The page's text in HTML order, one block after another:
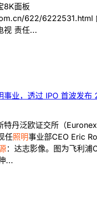
8K面板
622/6222531.html
视 责任...
事业，透过 IPO 首波发布
特丹泛欧证交所（
任照明事业部CEO Eric
：达志影像。图为飞利浦
...